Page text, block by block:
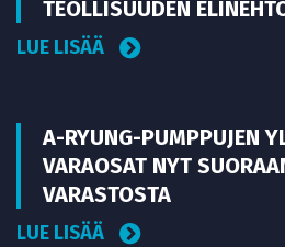
TEOLLISUUDEN
LUE LISÄÄ
A-RYUNG-PUMPPUJEN
VARAOSAT NYT
VARASTOSTA
LUE LISÄÄ